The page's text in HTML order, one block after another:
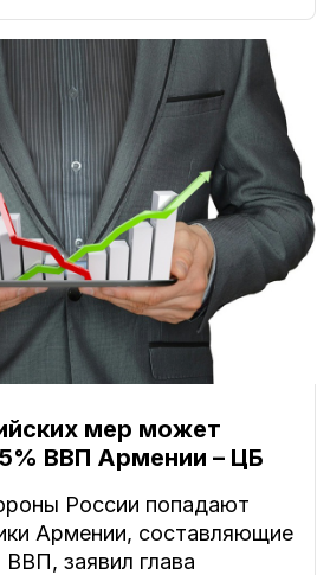
мер может
ВВП Армении – ЦБ
России попадают
Армении, составляющие
заявил глава